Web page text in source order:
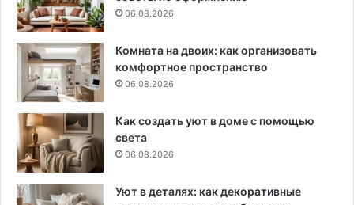
06.08.2026
Комната на двоих: как организовать
комфортное пространство
06.08.2026
Как создать уют в доме с помощью
света
06.08.2026
Уют в деталях: как декоративные